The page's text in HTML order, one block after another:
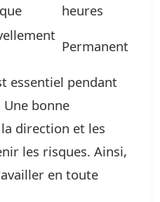
heures
Permanent
essentiel pendant
Une bonne
direction et les
les risques. Ainsi,
en toute